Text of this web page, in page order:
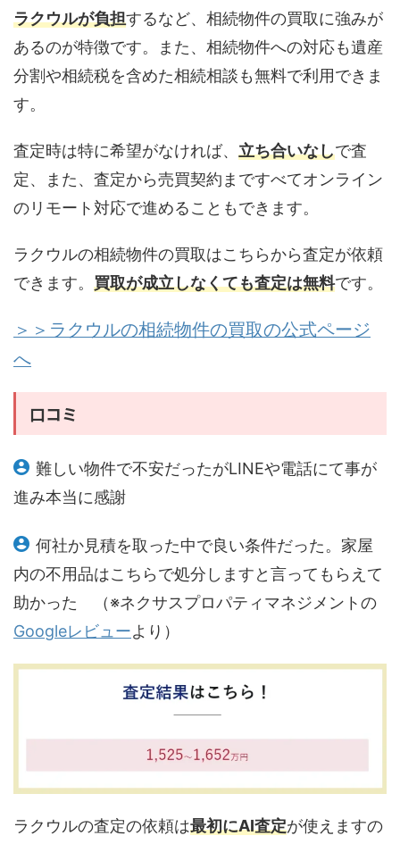
ラクウルが負担するなど、相続物件の買取に強みが
あるのが特徴です。また、相続物件への対応も遺産
分割や相続税を含めた相続相談も無料で利用できま
す。
査定時は特に希望がなければ、 立ち合いなしで査
定、また、査定から売買契約まですべてオンライン
のリモート対応で進めることもできます。
ラクウルの相続物件の買取はこちらから査定が依頼
できます。 買取が成立しなくても査定は無料です。
＞＞ラクウルの相続物件の買取の公式ページ
へ
口コミ
難しい物件で不安だったがLINEや電話にて事が
進み本当に感謝
何社か見積を取った中で良い条件だった。家屋
内の不用品はこちらで処分しますと言ってもらえて
助かった （※ネクサスプロパティマネジメントの
Googleレビューより）
ラクウルの査定の依頼は最初にAI査定が使えますの